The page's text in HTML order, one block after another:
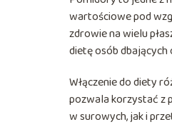
wartościowe pod
zdrowie na wielu
dietę osób dbających
Włączenie do diety
pozwala korzystać z
w surowych, jak i